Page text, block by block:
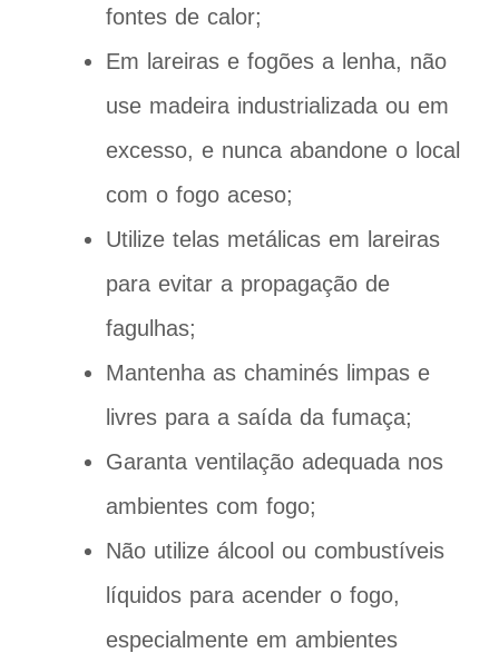
fontes de calor;
Em lareiras e fogões a lenha, não
use madeira industrializada ou em
excesso, e nunca abandone o local
com o fogo aceso;
Utilize telas metálicas em lareiras
para evitar a propagação de
fagulhas;
Mantenha as chaminés limpas e
livres para a saída da fumaça;
Garanta ventilação adequada nos
ambientes com fogo;
Não utilize álcool ou combustíveis
líquidos para acender o fogo,
especialmente em ambientes